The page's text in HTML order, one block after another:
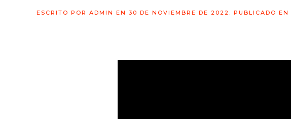
ESCRITO POR ADMIN EN 30 DE NOVIEMBRE DE 2022 . PUBLICADO EN